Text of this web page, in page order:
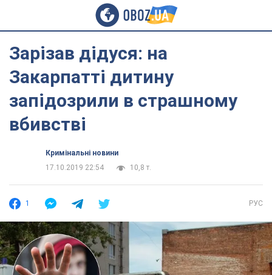
Зарізав дідуся: на
Закарпатті дитину
запідозрили в страшному
вбивстві
Кримінальні новини
17.10.2019 22:54
10,8 т.
1 РУС